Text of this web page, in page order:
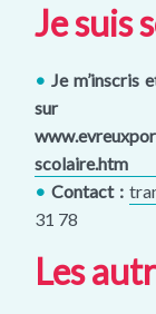
Je suis
• Je m’inscris
sur
scolaire.htm
• Contact :
31 78
Les